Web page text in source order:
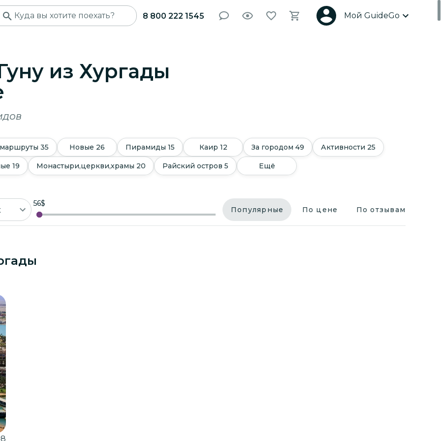
8 800 222 1545 Мой GuideGo
из Хургады
35 Новые 26 Пирамиды 15 Каир 12 За городом 49 Активности 25
19 Монастыри,церкви,храмы 20 Райский остров 5 Ещё
21
28
56$
56$
Популярные По цене По отзывам